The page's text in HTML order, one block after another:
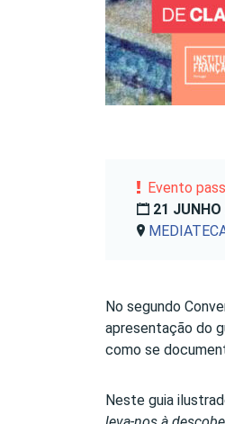
Evento
21
No segundo
apresentação do
como se
Neste guia